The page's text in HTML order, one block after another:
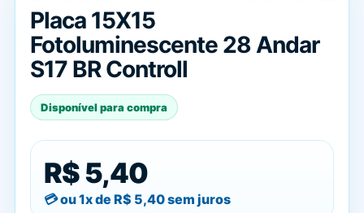
Placa 15X15
Fotoluminescente 28 Andar
S17 BR Controll
Disponível para compra
R$ 5,40
ou 1x de R$ 5,40sem juros